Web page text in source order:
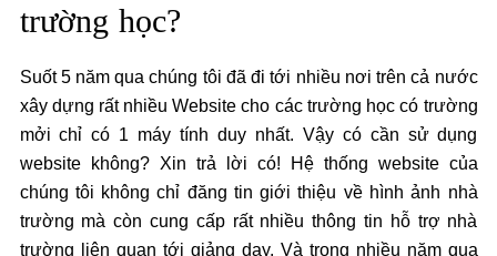
trường học?
Suốt 5 năm qua chúng tôi đã đi tới nhiều nơi trên cả nước
xây dựng rất nhiều Website cho các trường học có trường
mởi chỉ có 1 máy tính duy nhất. Vậy có cần sử dụng
website không? Xin trả lời có! Hệ thống website của
chúng tôi không chỉ đăng tin giới thiệu về hình ảnh nhà
trường mà còn cung cấp rất nhiều thông tin hỗ trợ nhà
trường liên quan tới giảng dạy. Và trong nhiều năm qua